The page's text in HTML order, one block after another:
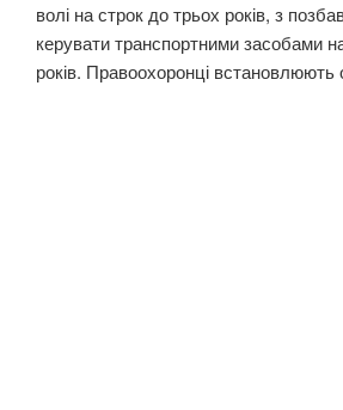
волі на строк до трьох років, з
керувати транспортними засобами
років. Правоохоронці встановлюють